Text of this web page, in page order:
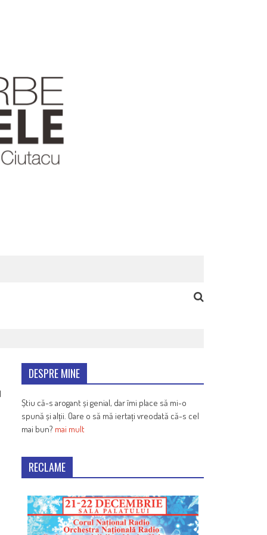
DESPRE MINE
Știu că-s arogant și genial, dar îmi place să mi-o
spună și alții. Oare o să mă iertați vreodată că-s cel
mai bun? mai mult
RECLAME